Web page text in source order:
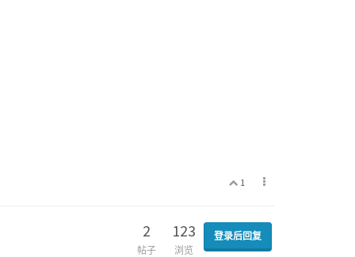
1
2
帖子
123
浏览
登录后回复